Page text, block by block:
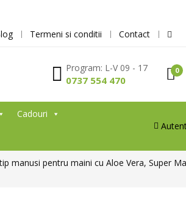
Termeni si conditii Contact
Program: L-V 09 - 17
0737 554 470
0
Cadouri
manusi pentru maini cu Aloe Vera, Super